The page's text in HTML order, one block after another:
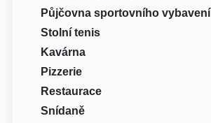
Půjčovna sportovního vybavení
Stolní tenis
Kavárna
Pizzerie
Restaurace
Snídaně